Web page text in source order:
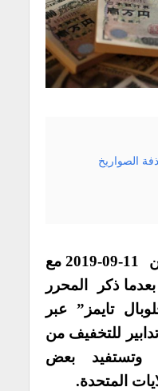
الصواريخ
تراجعت تداولات الين 11-09-2019 مع
بعدما ذكر المحرر
تايمز” عبر
للتخفيف من
وتستفيد بعض
المتحدة.